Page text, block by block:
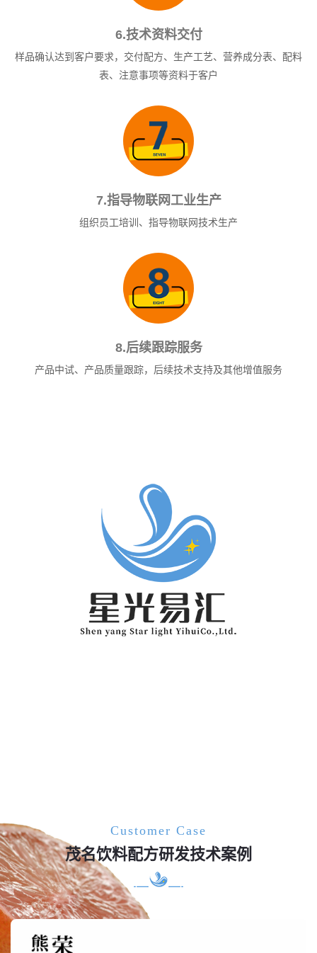
6.技术资料交付
样品确认达到客户要求，交付配方、生产工艺、营养成分表、配料
表、注意事项等资料于客户
7.指导物联网工业生产
组织员工培训、指导物联网技术生产
8.后续跟踪服务
产品中试、产品质量跟踪，后续技术支持及其他增值服务
Customer Case
茂名饮料配方研发技术案例